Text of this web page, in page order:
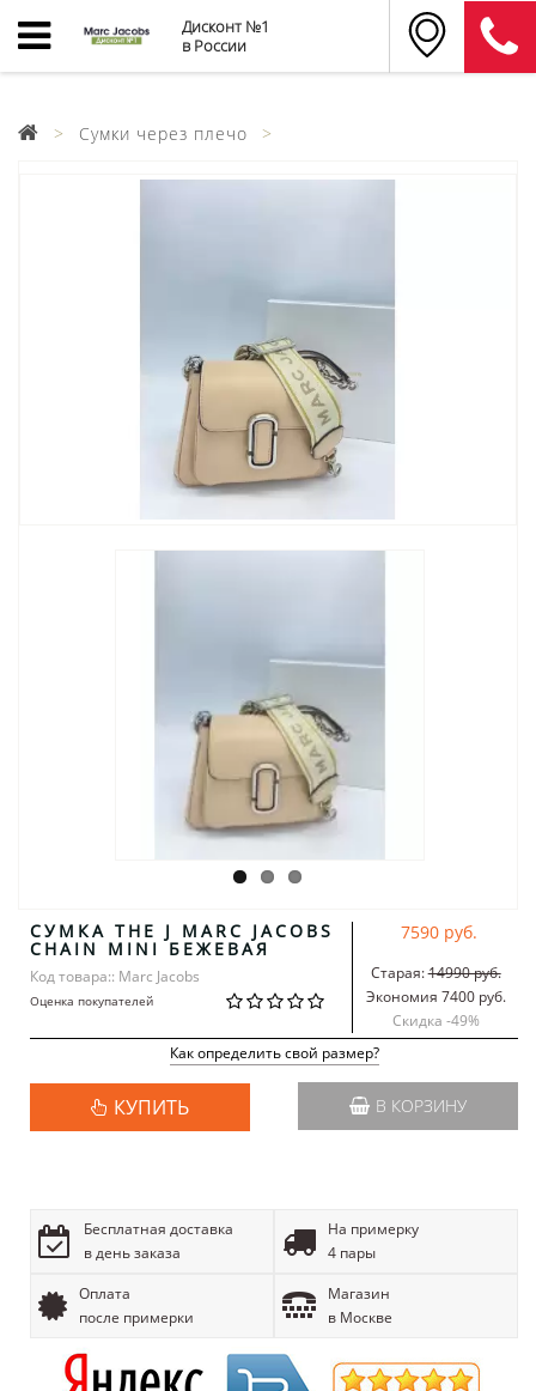
Дисконт №1
в России
Сумки через плечо
СУМКА THE J MARC JACOBS
CHAIN MINI БЕЖЕВАЯ
Код товара:: Marc Jacobs
Оценка покупателей
7590 руб.
Старая:14990 руб.
Экономия 7400 руб.
Скидка -49%
Как определить свой размер?
КУПИТЬ В КОРЗИНУ
Бесплатная доставка
в день заказа
На примерку
4 пары
Оплата
после примерки
Магазин
в Москве